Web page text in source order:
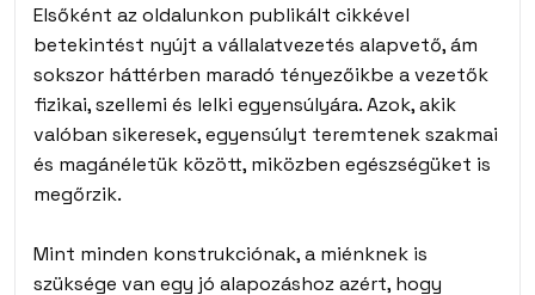
Elsőként az oldalunkon publikált cikkével
betekintést nyújt a vállalatvezetés alapvető, ám
sokszor háttérben maradó tényezőikbe a vezetők
fizikai, szellemi és lelki egyensúlyára. Azok, akik
valóban sikeresek, egyensúlyt teremtenek szakmai
és magánéletük között, miközben egészségüket is
megőrzik.
Mint minden konstrukciónak, a miénknek is
szüksége van egy jó alapozáshoz azért, hogy